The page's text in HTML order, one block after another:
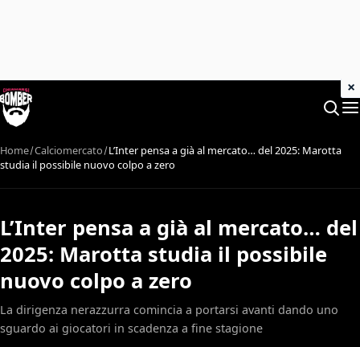
Home Calciomercato L’Inter pensa a già al mercato… del 2025: Marotta
studia il possibile nuovo colpo a zero
L’Inter pensa a già al mercato… del
2025: Marotta studia il possibile
nuovo colpo a zero
La dirigenza nerazzurra comincia a portarsi avanti dando uno
sguardo ai giocatori in scadenza a fine stagione
×